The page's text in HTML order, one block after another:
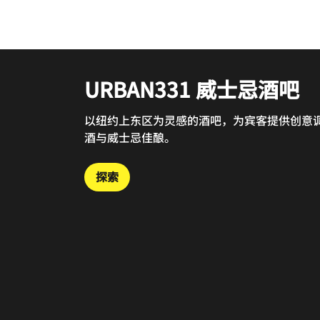
URBAN331 威士忌酒吧
以纽约上东区为灵感的酒吧，为宾客提供创意
酒与威士忌佳酿。
探索
GUSTOSO 意大利餐厅
「GUSTOSO」在意大利语中意为「美味」，
主打随季节变化的南意经典料理。
探索